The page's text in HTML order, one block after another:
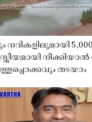
നദികളിലുമായി
തടയാം